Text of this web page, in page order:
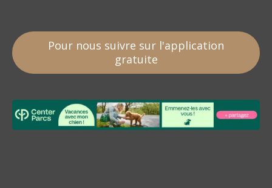
Pour nous suivre sur l'application
gratuite